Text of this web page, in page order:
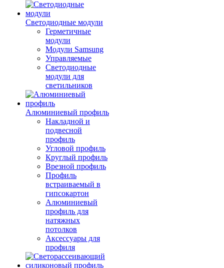
Светодиодные модули
Герметичные
модули
Модули Samsung
Управляемые
Светодиодные
модули для
светильников
Алюминиевый профиль
Накладной и
подвесной
профиль
Угловой профиль
Круглый профиль
Врезной профиль
Профиль
встраиваемый в
гипсокартон
Алюминиевый
профиль для
натяжных
потолков
Аксессуары для
профиля